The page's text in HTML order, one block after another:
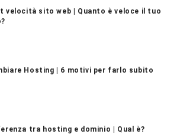
velocità sito web | Quanto è veloce il tuo
Hosting | 6 motivi per farlo subito
tra hosting e dominio | Qual è?